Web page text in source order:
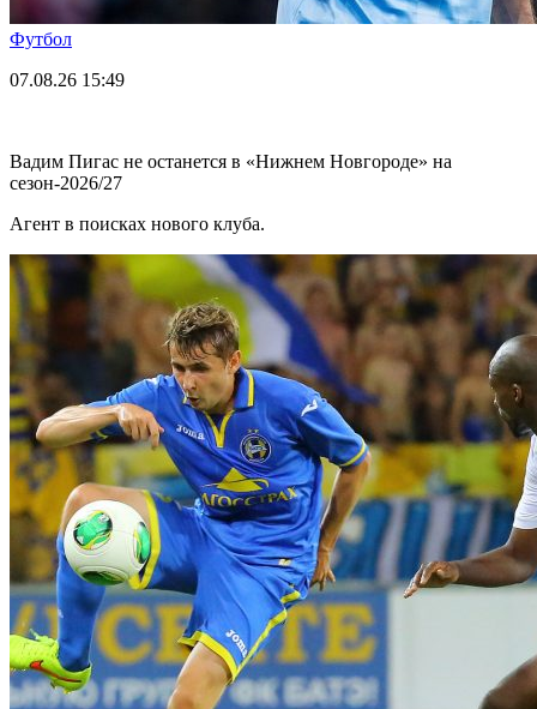
Футбол
07.08.26 15:49
Вадим Пигас не останется в «Нижнем Новгороде» на
сезон-2026/27
Агент в поисках нового клуба.